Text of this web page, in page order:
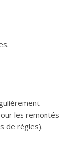
les remontés
de règles).